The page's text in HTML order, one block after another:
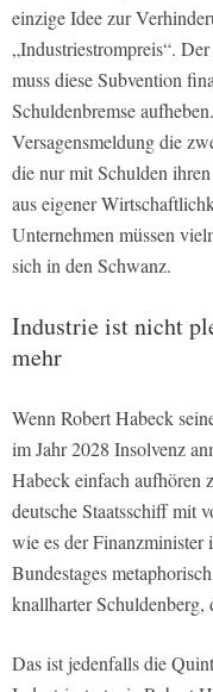
einzige Idee zur
„Industriestrompreis“.
muss diese Subvention
Schuldenbremse
Versagensmeldung die
die nur mit Schulden
aus eigener
Unternehmen müssen
sich in den Schwanz.
Industrie ist nicht
mehr
Wenn Robert Habeck
im Jahr 2028 Insolvenz
Habeck einfach aufhören
deutsche Staatsschiff mit
wie es der Finanzminister
Bundestages
knallharter
Das ist jedenfalls die